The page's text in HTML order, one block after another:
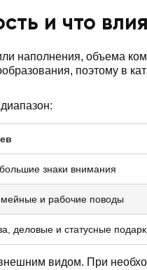
и что
наполнения, объема
поэтому в
знаки внимания
и рабочие поводы
деловые и статусные
видом. При